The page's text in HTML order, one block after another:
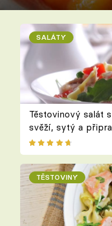
SALÁTY
Těstovinový salát
svěží, sytý a
TĚSTOVINY